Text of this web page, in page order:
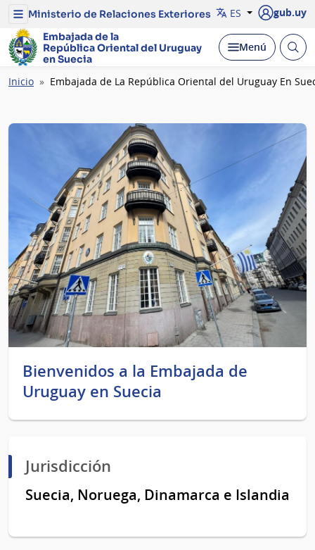
Menú
del
Ministerio
de
Relaciones
Exteriores
Ministerio de Relaciones Exteriores ES gub.uy
Embajada de la
República Oriental del Uruguay
en Suecia
Desplegar
Menú Abrir
Ruta
Inicio Embajada de La República Oriental del Uruguay En
Bienvenidos a la Embajada de
Uruguay en Suecia
Jurisdicción
Suecia, Noruega, Dinamarca e Islandia